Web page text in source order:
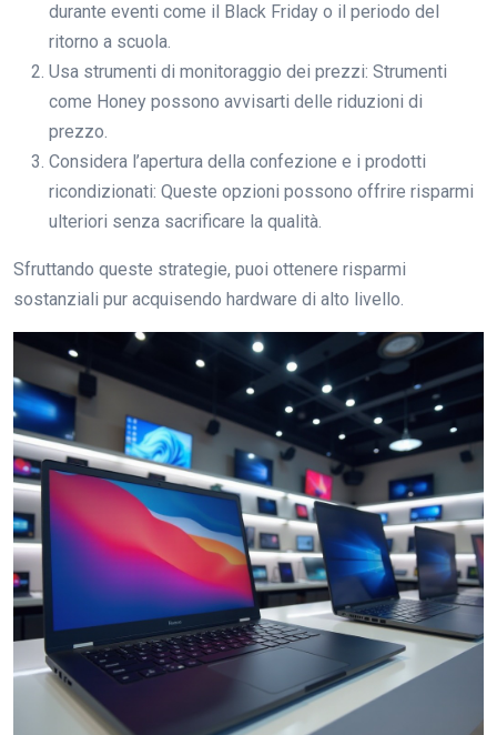
durante eventi come il Black Friday o il periodo del
ritorno a scuola.
Usa strumenti di monitoraggio dei prezzi: Strumenti
come Honey possono avvisarti delle riduzioni di
prezzo.
Considera l’apertura della confezione e i prodotti
ricondizionati: Queste opzioni possono offrire risparmi
ulteriori senza sacrificare la qualità.
Sfruttando queste strategie, puoi ottenere risparmi
sostanziali pur acquisendo hardware di alto livello.